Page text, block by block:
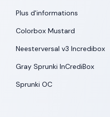
Plus d'informations
Colorbox Mustard
Neesterversal v3 Incredibox
Gray Sprunki InCrediBox
Sprunki OC